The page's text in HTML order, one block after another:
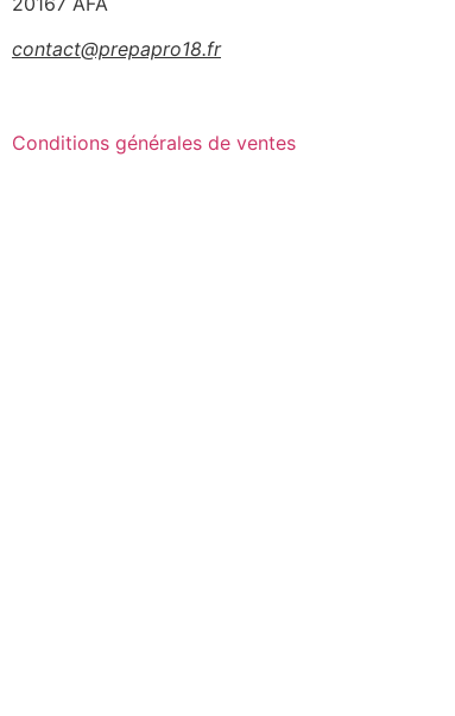
contact@prepapro18.fr
Conditions générales de ventes